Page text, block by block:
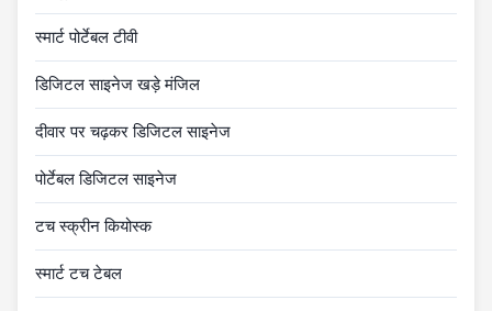
स्मार्ट पोर्टेबल टीवी
डिजिटल साइनेज खड़े मंजिल
दीवार पर चढ़कर डिजिटल साइनेज
पोर्टेबल डिजिटल साइनेज
टच स्क्रीन कियोस्क
स्मार्ट टच टेबल